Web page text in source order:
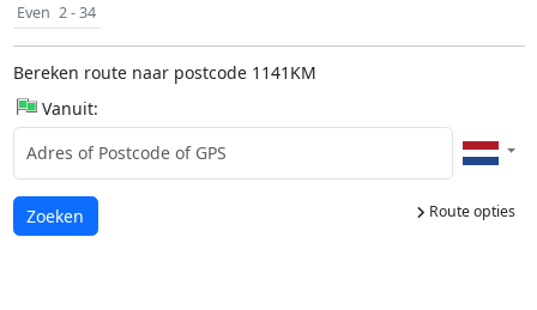
Even 2 - 34
Bereken route naar postcode 1141KM
Vanuit:
Route opties
Laden...
Zoeken